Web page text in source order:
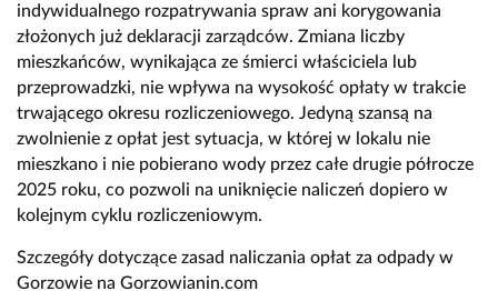
indywidualnego rozpatrywania spraw ani korygowania
złożonych już deklaracji zarządców. Zmiana liczby
mieszkańców, wynikająca ze śmierci właściciela lub
przeprowadzki, nie wpływa na wysokość opłaty w trakcie
trwającego okresu rozliczeniowego. Jedyną szansą na
zwolnienie z opłat jest sytuacja, w której w lokalu nie
mieszkano i nie pobierano wody przez całe drugie półrocze
2025 roku, co pozwoli na uniknięcie naliczeń dopiero w
kolejnym cyklu rozliczeniowym.
Szczegóły dotyczące zasad naliczania opłat za odpady w
Gorzowie na Gorzowianin.com